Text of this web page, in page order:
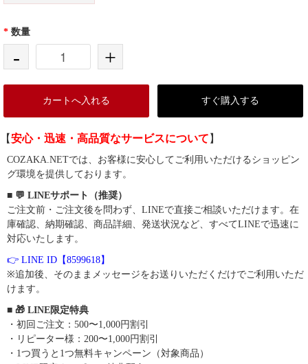
* 数量
- +
カートへ入れる すぐ購入する
【安心・迅速・高品質なサービスについて 】
COZAKA.NETでは、お客様に安心してご利用いただけるショッピン
グ環境を提供しております。
■ 💬 LINEサポート（推奨）
ご注文前・ご注文後を問わず、LINEで直接ご相談いただけます。在
庫確認、納期確認、商品詳細、発送状況など、すべてLINEで迅速に
対応いたします。
👉 LINE ID【8599618】
※追加後、そのままメッセージをお送りいただくだけでご利用いただ
けます。
■ 🎁 LINE限定特典
・初回ご注文：500〜1,000円割引
・リピーター様：200〜1,000円割引
・1つ買うと1つ無料キャンペーン（対象商品）